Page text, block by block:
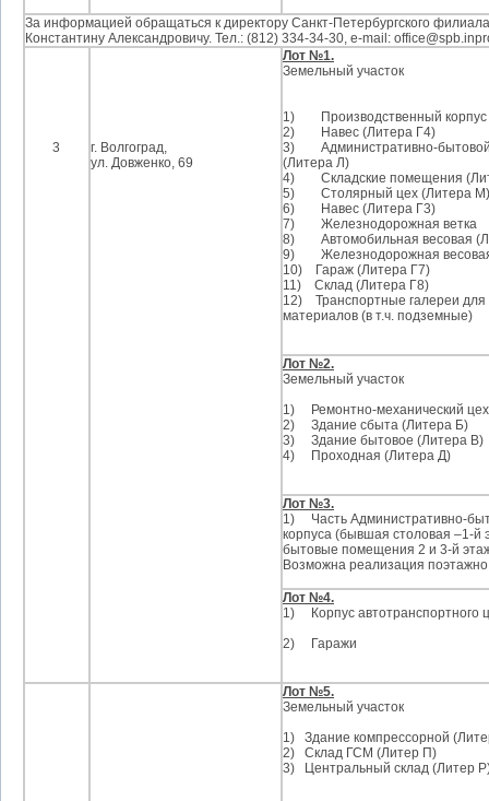
За информацией обращаться к директору Санкт-Петербургского
Константину Александровичу. Тел.: (812) 334-34-30, e-mail:
3
г. Волгоград,
ул. Довженко, 69
Лот №1.
Земельный участок
1)
Производственный
2)
Навес (Литера Г4)
3)
Административно-
(Литера Л)
4)
Складские помещения
5)
Столярный цех (Литера М)
6)
Навес (Литера Г3)
7)
Железнодорожная ветка
8)
Автомобильная весовая
9)
Железнодорожная
10)
Гараж (Литера Г7)
11)
Склад (Литера Г8)
12)
Транспортные галереи
материалов (в т.ч. подземные)
Лот №2.
Земельный участок
1)
Ремонтно-механический
2)
Здание сбыта (Литера Б)
3)
Здание бытовое (Литера В)
4)
Проходная (Литера Д)
Лот №3.
1)
Часть Административно-
корпуса (бывшая столовая –1-й
бытовые помещения 2 и 3-й
Возможна реализация
Лот №4.
1)
Корпус автотранспортного
2)
Гаражи
Лот №5.
Земельный участок
1)
Здание компрессорной
2)
Склад ГСМ (Литер П)
3)
Центральный склад (Литер